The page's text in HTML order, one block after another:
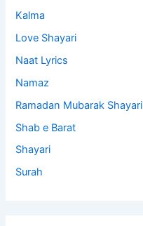
Kalma
Love Shayari
Naat Lyrics
Namaz
Ramadan Mubarak Shayari
Shab e Barat
Shayari
Surah